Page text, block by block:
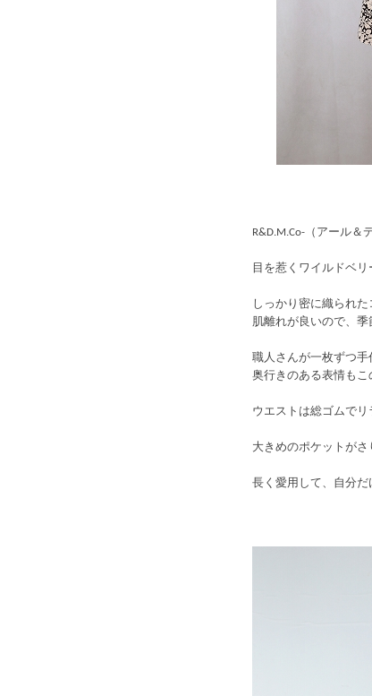
R&D.M.Co-（アール＆デ
目を惹くワイルドベ
しっかり密に織られ
肌離れが良いので、季
職人さんが一枚ずつ手
奥行きのある表情もこ
ウエストは総ゴムで
大きめのポケットがさ
長く愛用して、自分だ